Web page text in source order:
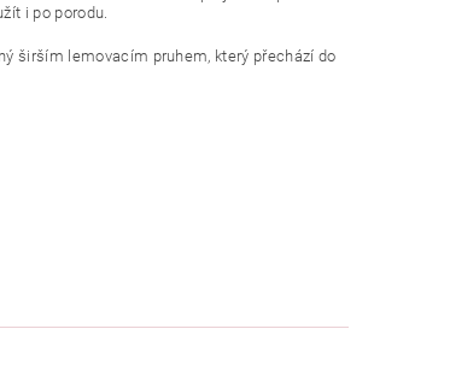
i po porodu.
širším lemovacím pruhem, který přechází do